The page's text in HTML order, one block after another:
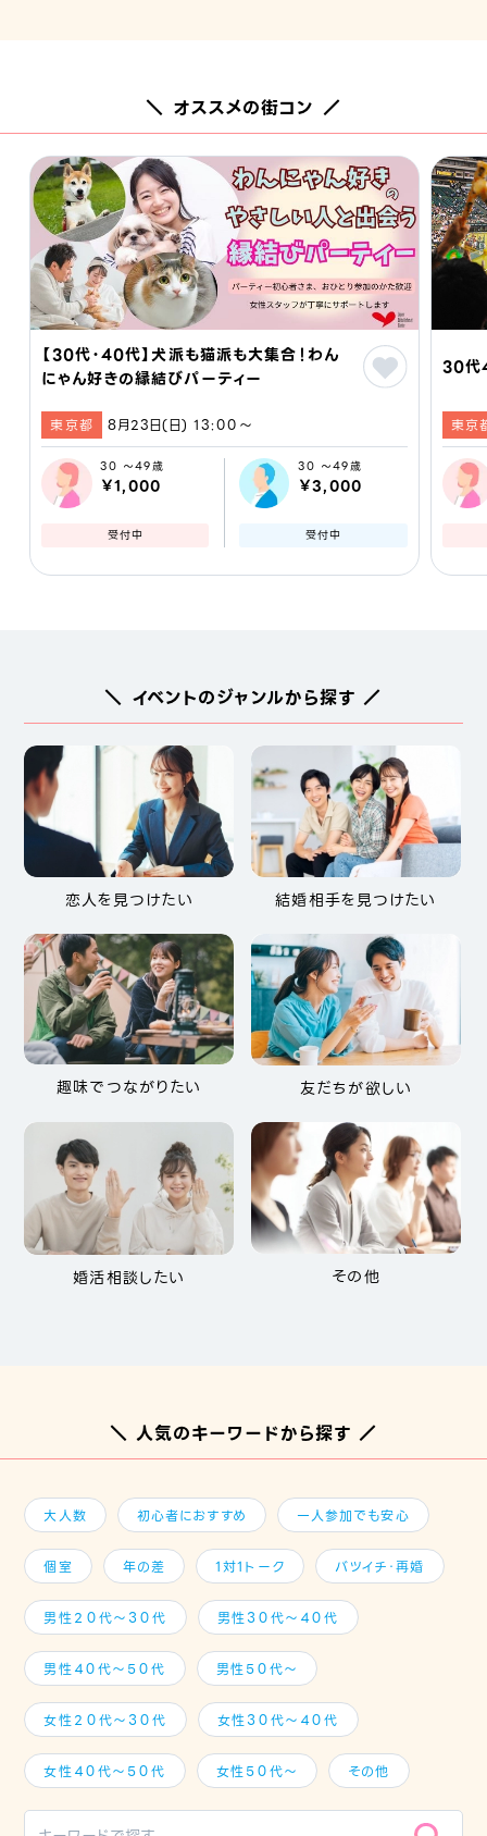
＼ オススメの街コン ／
【30代・40代】犬派も猫派も大集合！わん
にゃん好きの縁結びパーティー
東京都 8月23日(日) 13:00〜
30 ～49歳
￥1,000
受付中
30 ～49歳
￥3,000
受付中
30代
東京
＼ イベントのジャンルから探す ／
恋人を見つけたい 結婚相手を見つけたい
趣味でつながりたい 友だちが欲しい
婚活相談したい その他
＼ 人気のキーワードから探す ／
大人数 初心者におすすめ 一人参加でも安心
個室 年の差 1対1トーク バツイチ・再婚
男性２０代～３０代 男性３０代～４０代
男性４０代～５０代 男性５０代～
女性２０代～３０代 女性３０代～４０代
女性４０代～５０代 女性５０代～ その他